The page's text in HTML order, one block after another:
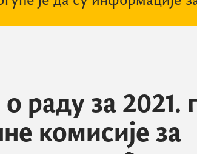
о раду за 2021.
комисије за